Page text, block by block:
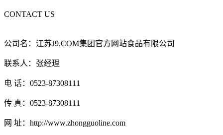
CONTACT US
公司名：江苏J9.COM集团官方网站食品有限公司
联系人：张经理
电 话：0523-87308111
传 真：0523-87308111
网 址：http://www.zhongguoline.com